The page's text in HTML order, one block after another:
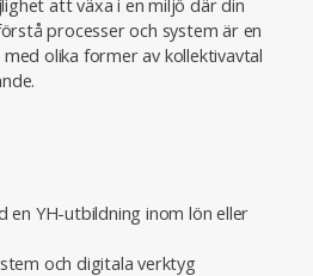
att växa i en miljö där din
processer och system är en
olika former av kollektivavtal
en YH-utbildning inom lön eller
och digitala verktyg